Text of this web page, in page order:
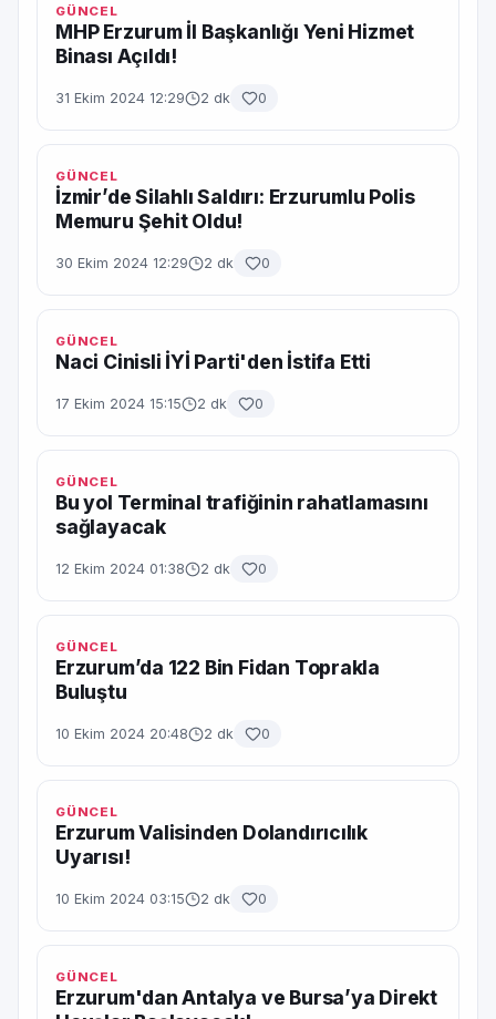
GÜNCEL
MHP Erzurum İl Başkanlığı Yeni Hizmet
Binası Açıldı!
31 Ekim 2024 12:29 2 dk 0
GÜNCEL
İzmir’de Silahlı Saldırı: Erzurumlu Polis
Memuru Şehit Oldu!
30 Ekim 2024 12:29 2 dk 0
GÜNCEL
Naci Cinisli İYİ Parti'den İstifa Etti
17 Ekim 2024 15:15 2 dk 0
GÜNCEL
Bu yol Terminal trafiğinin rahatlamasını
sağlayacak
12 Ekim 2024 01:38 2 dk 0
GÜNCEL
Erzurum’da 122 Bin Fidan Toprakla
Buluştu
10 Ekim 2024 20:48 2 dk 0
GÜNCEL
Erzurum Valisinden Dolandırıcılık
Uyarısı!
10 Ekim 2024 03:15 2 dk 0
GÜNCEL
Erzurum'dan Antalya ve Bursa’ya Direkt